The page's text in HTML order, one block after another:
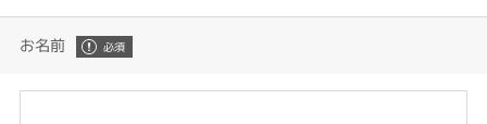
お名前